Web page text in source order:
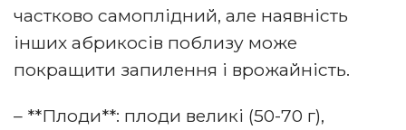
частково самоплідний, але наявність
інших абрикосів поблизу може
покращити запилення і врожайність.
– **Плоди**: плоди великі (50-70 г),